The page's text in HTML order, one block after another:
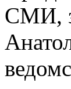
СМИ,